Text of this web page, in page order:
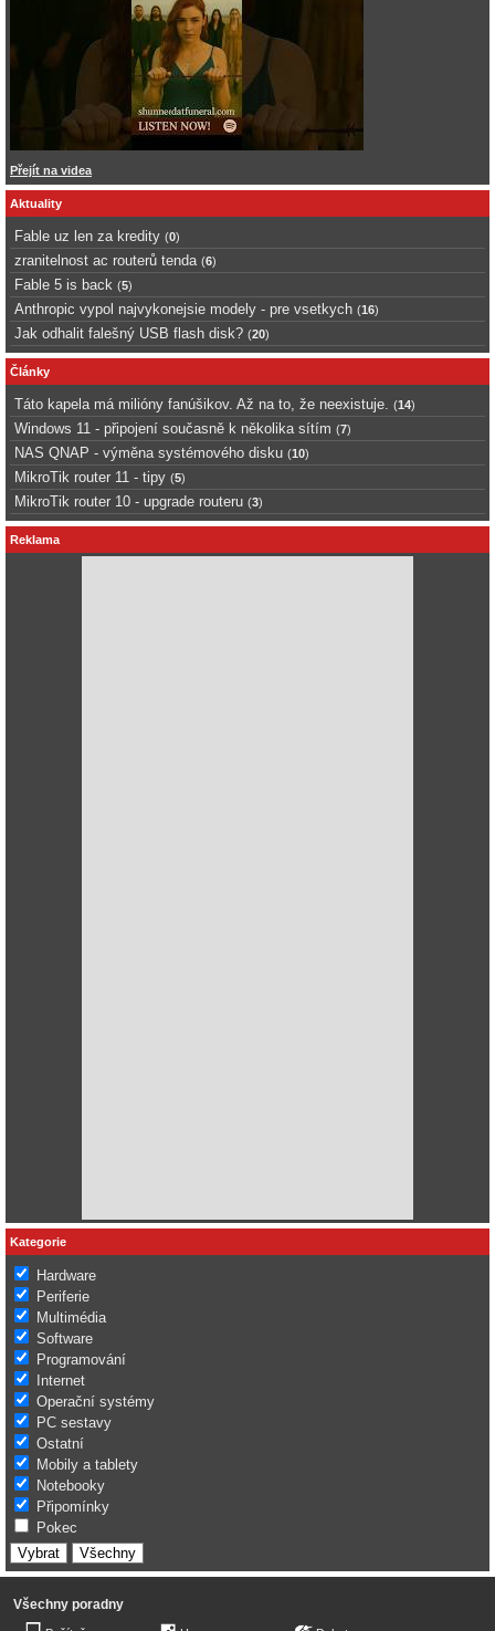
Přejít na videa
Aktuality
Fable uz len za kredity (0)
zranitelnost ac routerů tenda (6)
Fable 5 is back (5)
Anthropic vypol najvykonejsie modely - pre vsetkych (16)
Jak odhalit falešný USB flash disk? (20)
Články
Táto kapela má milióny fanúšikov. Až na to, že neexistuje. (14)
Windows 11 - připojení současně k několika sítím (7)
NAS QNAP - výměna systémového disku (10)
MikroTik router 11 - tipy (5)
MikroTik router 10 - upgrade routeru (3)
Reklama
Kategorie
Hardware
Periferie
Multimédia
Software
Programování
Internet
Operační systémy
PC sestavy
Ostatní
Mobily a tablety
Notebooky
Připomínky
Pokec
Všechny poradny